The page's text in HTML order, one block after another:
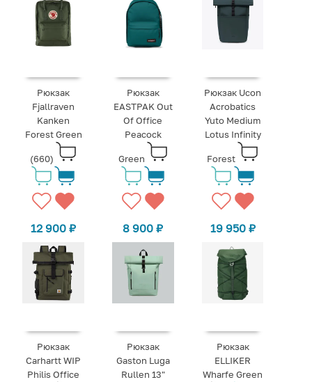
Рюкзак
Fjallraven
Kanken
Forest Green
(660)
12 900₽
Рюкзак
EASTPAK Out
Of Office
Peacock
Green
8 900₽
Рюкзак Ucon
Acrobatics
Yuto Medium
Lotus Infinity
Forest
19 950 ₽
Рюкзак
Carhartt WIP
Philis Office
Рюкзак
Gaston Luga
Rullen 13"
Рюкзак
ELLIKER
Wharfe Green